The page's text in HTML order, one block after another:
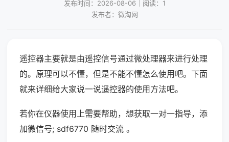
发布时间：2026-08-06｜阅读：1
发布者：微淘网
遥控器主要就是由遥控信号通过微处理器来进行处理
的。原理可以不懂，但是不能不懂怎么使用吧。下面
就来详细给大家说一说遥控器的使用方法吧。
若你在仪器使用上需要帮助，想获取一对一指导，添
加微信号; sdf6770 随时交流 。